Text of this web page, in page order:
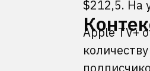
$212,5. На
Apple TV+